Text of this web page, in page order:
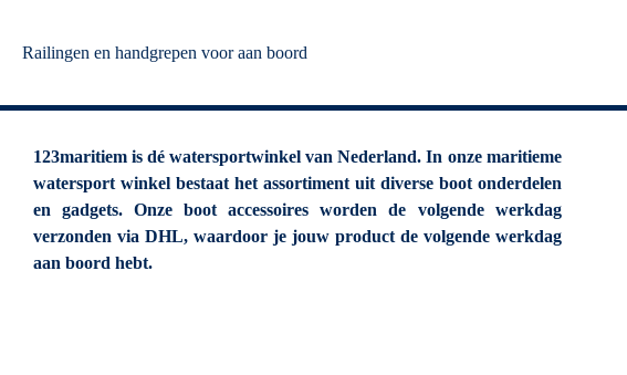
Railingen en handgrepen voor aan boord
123maritiem is dé watersportwinkel van Nederland. In onze maritieme
watersport winkel bestaat het assortiment uit diverse boot onderdelen
en gadgets. Onze boot accessoires worden de volgende werkdag
verzonden via DHL, waardoor je jouw product de volgende werkdag
aan boord hebt.